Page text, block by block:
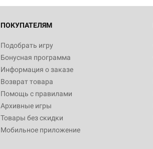
ПОКУПАТЕЛЯМ
Подобрать игру
Бонусная программа
Информация о заказе
Возврат товара
Помощь с правилами
Архивные игры
Товары без скидки
Мобильное приложение